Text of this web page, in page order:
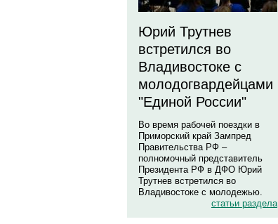
Юрий Трутнев
встретился во
Владивостоке с
молодогвардейцами
"Единой России"
Во время рабочей поездки в
Приморский край Зампред
Правительства РФ –
полномочный представитель
Президента РФ в ДФО Юрий
Трутнев встретился во
Владивостоке с молодежью.
статьи раздела